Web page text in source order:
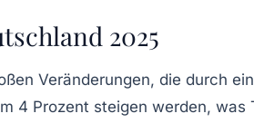
2025
Veränderungen, die durch
4 Prozent steigen werden, was